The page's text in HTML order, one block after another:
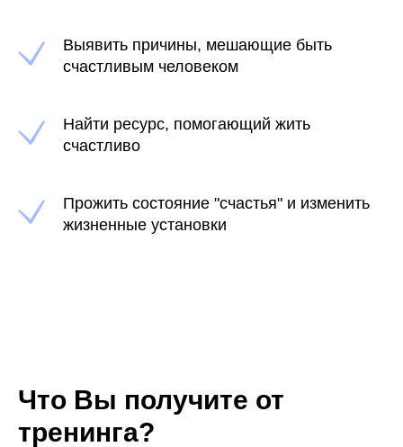
Выявить причины, мешающие быть
счастливым человеком
Найти ресурс, помогающий жить
счастливо
Прожить состояние "счастья" и изменить
жизненные установки
Что Вы получите от
тренинга?